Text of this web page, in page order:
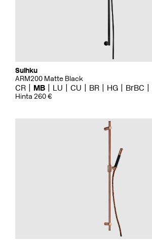
Suihku
ARM200 Matte Black
CR MB LU CU BR HG BrBC
Hinta 260 €